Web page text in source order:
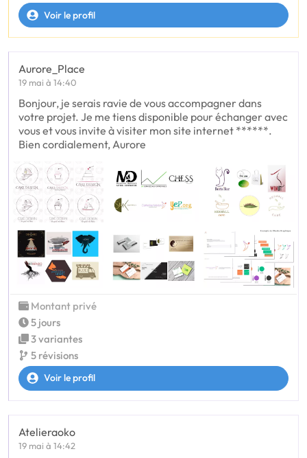
Voir le profil
Aurore_Place
19 mai à 14:40
Bonjour, je serais ravie de vous accompagner dans
votre projet. Je me tiens disponible pour échanger avec
vous et vous invite à visiter mon site internet ******.
Bien cordialement, Aurore
Montant privé
5 jours
3 variantes
5 révisions
Voir le profil
Atelieraoko
19 mai à 14:42